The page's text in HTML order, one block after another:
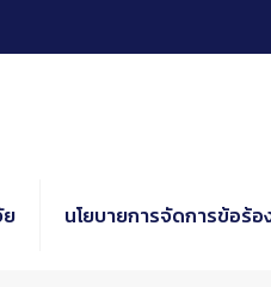
นโยบายการจัดการข้อร้อ